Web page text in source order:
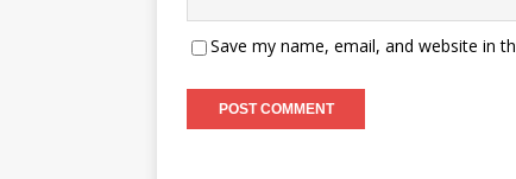
Save my name, email, and website in